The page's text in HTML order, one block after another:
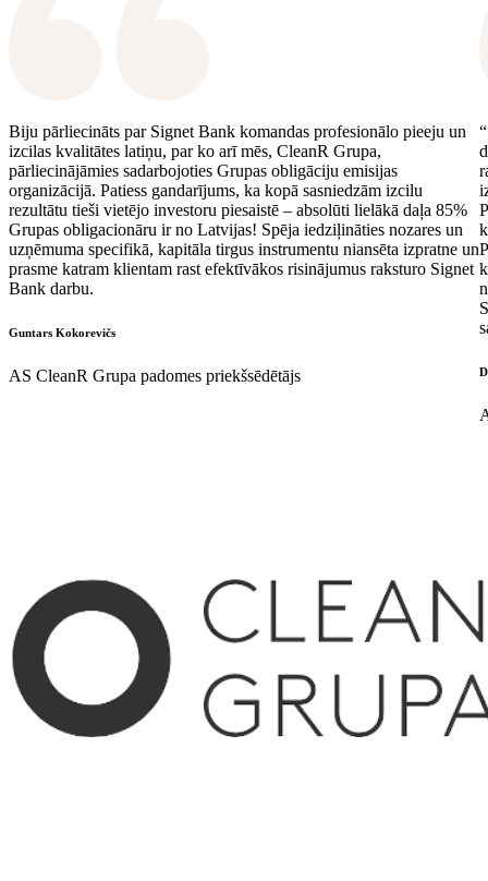
Biju pārliecināts par Signet Bank komandas profesionālo pieeju un
izcilas kvalitātes latiņu, par ko arī mēs, CleanR Grupa,
pārliecinājāmies sadarbojoties Grupas obligāciju emisijas
organizācijā. Patiess gandarījums, ka kopā sasniedzām izcilu
rezultātu tieši vietējo investoru piesaistē – absolūti lielākā daļa 85%
Grupas obligacionāru ir no Latvijas! Spēja iedziļināties nozares un
uzņēmuma specifikā, kapitāla tirgus instrumentu niansēta izpratne un
prasme katram klientam rast efektīvākos risinājumus raksturo Signet
Bank darbu.
Guntars Kokorevičs
AS CleanR Grupa padomes priekšsēdētājs